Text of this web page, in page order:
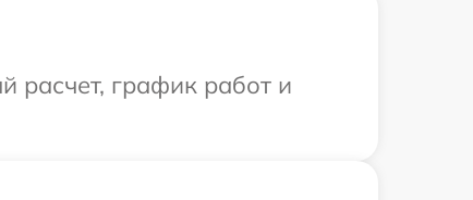
расчет, график работ и